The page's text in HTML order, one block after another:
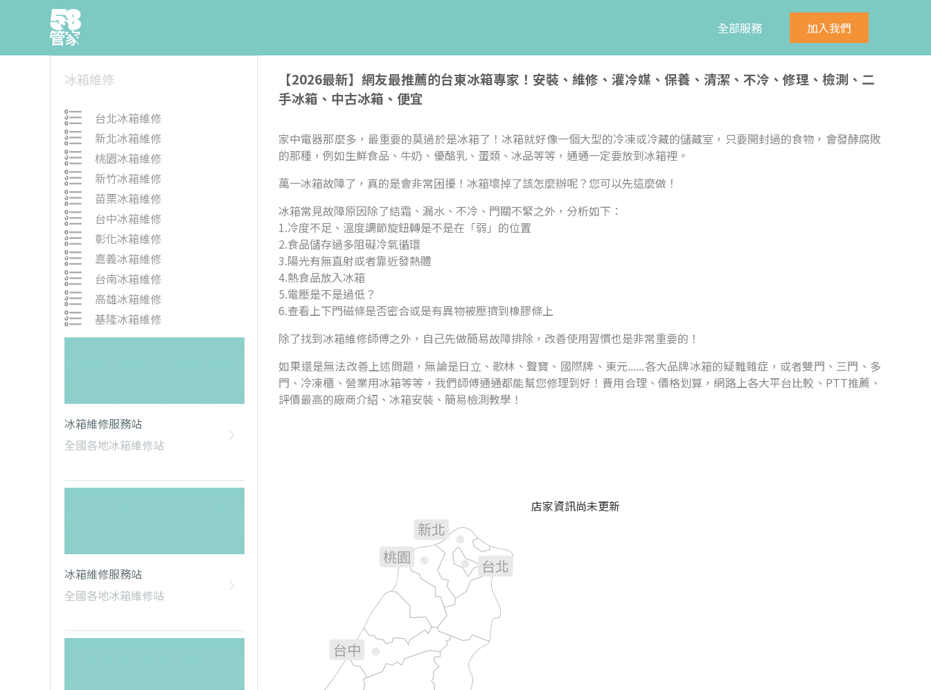
全部服務 加入我們
冰箱維修
台北冰箱維修
新北冰箱維修
桃園冰箱維修
新竹冰箱維修
苗栗冰箱維修
台中冰箱維修
彰化冰箱維修
嘉義冰箱維修
台南冰箱維修
高雄冰箱維修
基隆冰箱維修
冰箱維修服務站
全國各地冰箱維修站
冰箱維修服務站
全國各地冰箱維修站
【2026最新】網友最推薦的台東冰箱專家！安裝、維修、灌冷媒、保養、清潔、不冷、修理、檢測、二
手冰箱、中古冰箱、便宜
家中電器那麼多，最重要的莫過於是冰箱了！冰箱就好像一個大型的冷凍或冷藏的儲藏室，只要開封過的食物，會發酵腐敗
的那種，例如生鮮食品、牛奶、優酪乳、蛋類、冰品等等，通通一定要放到冰箱裡。
萬一冰箱故障了，真的是會非常困擾！冰箱壞掉了該怎麼辦呢？您可以先這麼做！
冰箱常見故障原因除了結霜、漏水、不冷、門關不緊之外，分析如下：
1.冷度不足、溫度調節旋鈕轉是不是在「弱」的位置
2.食品儲存過多阻礙冷氣循環
3.陽光有無直射或者靠近發熱體
4.熱食品放入冰箱
5.電壓是不是過低？
6.查看上下門磁條是否密合或是有異物被壓擠到橡膠條上
除了找到冰箱維修師傅之外，自己先做簡易故障排除，改善使用習慣也是非常重要的！
如果還是無法改善上述問題，無論是日立、歌林、聲寶、國際牌、東元......各大品牌冰箱的疑難雜症，或者雙門、三門、多
門、冷凍櫃、營業用冰箱等等，我們師傅通通都能幫您修理到好！費用合理、價格划算，網路上各大平台比較、PTT推薦、
評價最高的廠商介紹、冰箱安裝、簡易檢測教學！
台北
新北
桃園
台中
苗栗
彰化
宜蘭
店家資訊尚未更新